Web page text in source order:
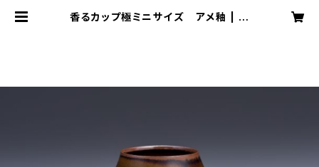
香るカップ極ミニサイズ アメ釉 | 高